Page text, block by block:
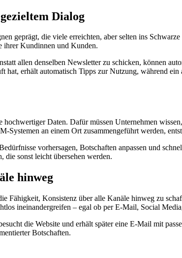
Dialog
geprägt, die viele erreichten, aber selten ins
ihrer Kundinnen und Kunden.
allen denselben Newsletter zu schicken, können
hat, erhält automatisch Tipps zur Nutzung, während
Daten. Dafür müssen Unternehmen
Systemen an einem Ort zusammengeführt werden,
vorhersagen, Botschaften anpassen und
die sonst leicht übersehen werden.
hinweg
Fähigkeit, Konsistenz über alle Kanäle hinweg zu
ineinandergreifen – egal ob per E-Mail, Social
die Website und erhält später eine E-Mail mit
Botschaften.